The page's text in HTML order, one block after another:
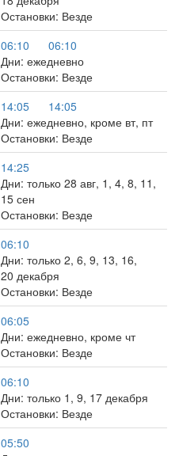
Остановки: Везде
06:10
06:10
Дни: ежедневно
Остановки: Везде
14:05
14:05
Дни: ежедневно, кроме вт, пт
Остановки: Везде
14:25
Дни: только 28 авг, 1, 4, 8, 11,
15 сен
Остановки: Везде
06:10
Дни: только 2, 6, 9, 13, 16,
20 декабря
Остановки: Везде
06:05
Дни: ежедневно, кроме чт
Остановки: Везде
06:10
Дни: только 1, 9, 17 декабря
Остановки: Везде
05:50